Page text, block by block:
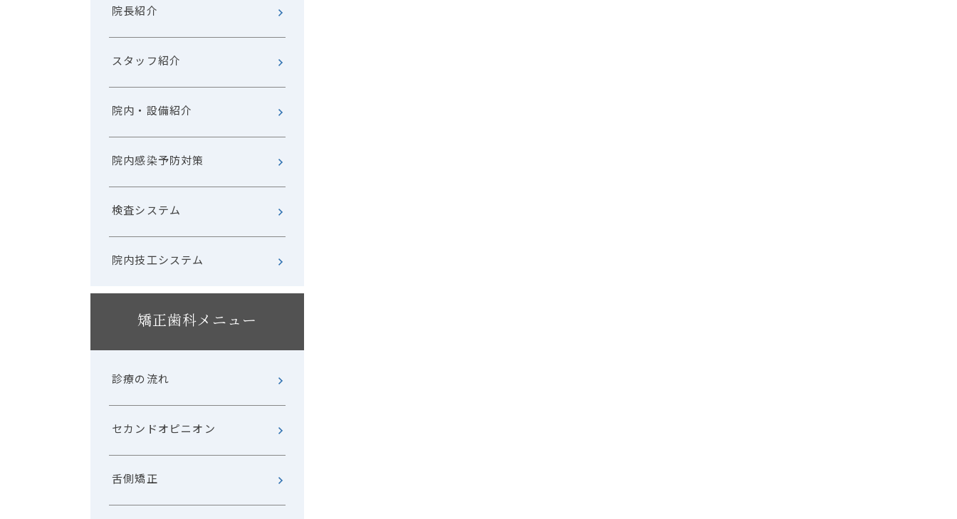
院長紹介
スタッフ紹介
院内・設備紹介
院内感染予防対策
検査システム
院内技工システム
矯正歯科メニュー
診療の流れ
セカンドオピニオン
舌側矯正